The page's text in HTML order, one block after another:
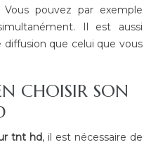
pouvez par exemple
Il est aussi
diffusion que celui que vous
CHOISIR SON
tnt hd, il est nécessaire de